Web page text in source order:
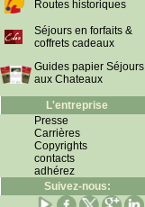
Routes historiques
Séjours en forfaits &
coffrets cadeaux
Guides papier Séjours
aux Chateaux
L'entreprise
Presse
Carrières
Copyrights
contacts
adhérez
Suivez-nous: